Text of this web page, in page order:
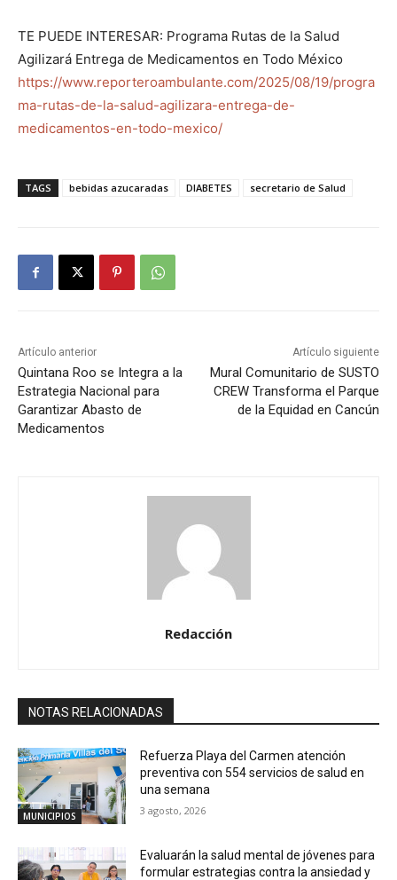
TE PUEDE INTERESAR: Programa Rutas de la Salud
Agilizará Entrega de Medicamentos en Todo México
https://www.reporteroambulante.com/2025/08/19/progra
ma-rutas-de-la-salud-agilizara-entrega-de-
medicamentos-en-todo-mexico/
TAGS bebidas azucaradas DIABETES secretario de Salud
Artículo anterior
Quintana Roo se Integra a la
Estrategia Nacional para
Garantizar Abasto de
Medicamentos
Artículo siguiente
Mural Comunitario de SUSTO
CREW Transforma el Parque
de la Equidad en Cancún
Redacción
NOTAS RELACIONADAS
MUNICIPIOS
Refuerza Playa del Carmen atención
preventiva con 554 servicios de salud en
una semana
3 agosto, 2026
Evaluarán la salud mental de jóvenes para
formular estrategias contra la ansiedad y